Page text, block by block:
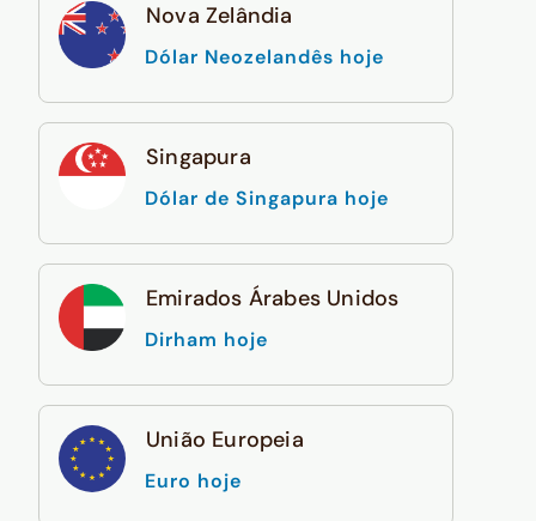
Nova Zelândia
Dólar Neozelandês hoje
Singapura
Dólar de Singapura hoje
Emirados Árabes Unidos
Dirham hoje
União Europeia
Euro hoje